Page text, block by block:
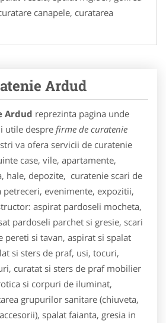
canapele, curatarea
Ardud
Ardud reprezinta pagina unde
utile despre firme de curatenie
va ofera servicii de curatenie
case, vile, apartamente,
hale, depozite, curatenie scari de
petreceri, evenimente, expozitii,
aspirat pardoseli mocheta,
pardoseli parchet si gresie, scari
pereti si tavan, aspirat si spalat
si sters de praf, usi, tocuri,
curatat si sters de praf mobilier
si corpuri de iluminat,
grupurilor sanitare (chiuveta,
spalat faianta, gresia in